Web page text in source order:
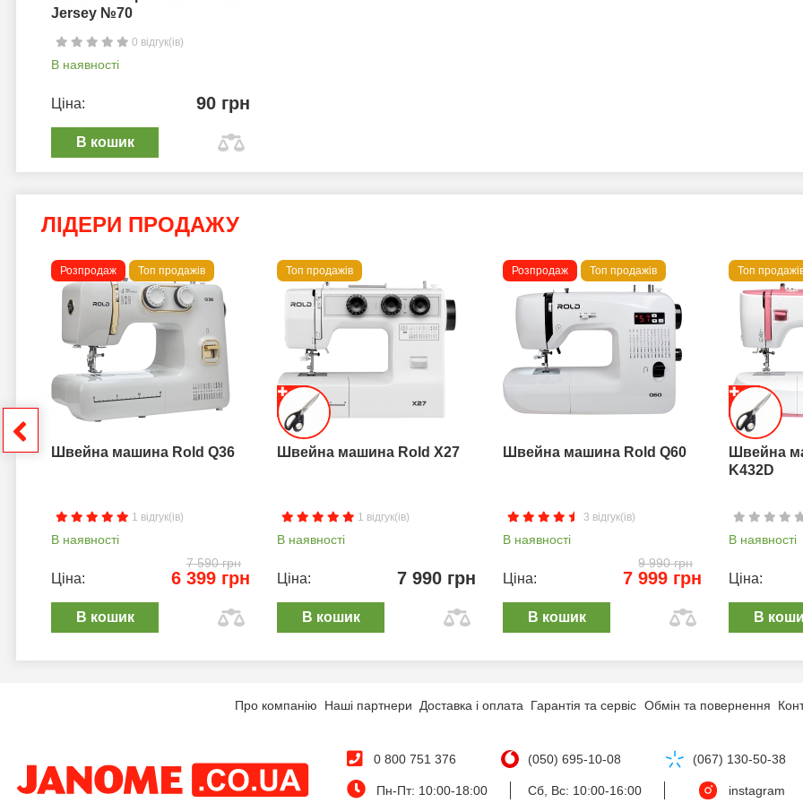
Jersey №70
0 відгук(ів)
В наявності
Ціна: 90 грн
В кошик
ЛІДЕРИ ПРОДАЖУ
Розпродаж Топ продажів
Швейна машина Rold Q36
1 відгук(ів)
В наявності
7 590 грн
Ціна: 6 399 грн
В кошик
Топ продажів
Швейна машина Rold X27
1 відгук(ів)
В наявності
Ціна: 7 990 грн
В кошик
Розпродаж Топ продажів
Швейна машина Rold Q60
3 відгук(ів)
В наявності
9 990 грн
Ціна: 7 999 грн
В кошик
Топ
Швейна
K432D
В наявності
Ціна:
В
Про компанію Наші партнери Доставка і оплата Гарантія та сервіс Обмін та повернення
0 800 751 376 (050) 695-10-08 (067) 130-50-38
Пн-Пт: 10:00-18:00 Сб, Вс: 10:00-16:00 instagram